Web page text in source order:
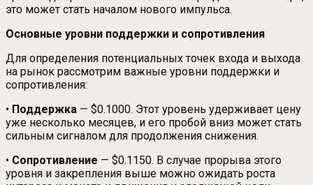
это может стать началом нового импульса.
Основные уровни поддержки и сопротивления
Для определения потенциальных точек входа и выхода
на рынок рассмотрим важные уровни поддержки и
сопротивления:
• Поддержка — $0.1000. Этот уровень удерживает цену
уже несколько месяцев, и его пробой вниз может стать
сильным сигналом для продолжения снижения.
• Сопротивление — $0.1150. В случае прорыва этого
уровня и закрепления выше можно ожидать роста